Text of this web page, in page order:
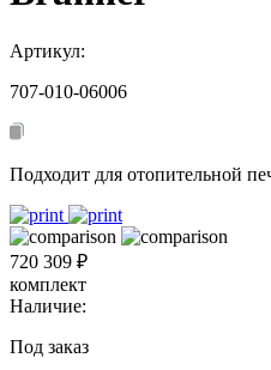
Артикул:
707-010-06006
Подходит для отопительной
720 309 ₽
комплект
Наличие:
Под заказ